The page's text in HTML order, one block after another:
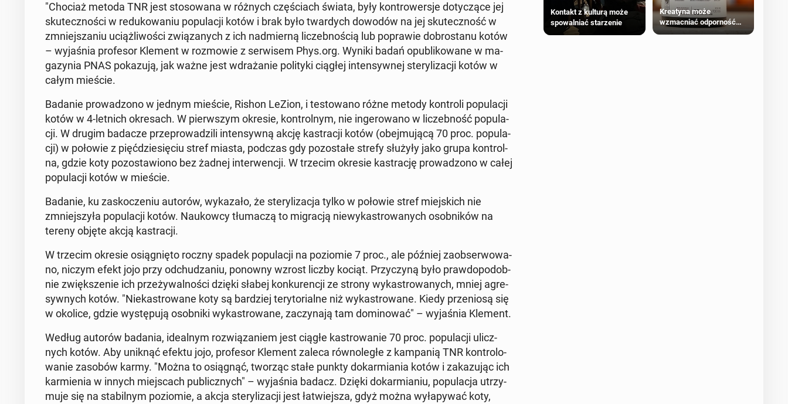
"Chociaż metoda TNR jest sto­so­wa­na w różnych czę­ściach świata, były kon­tro­wer­sje do­ty­czą­ce jej
sku­tecz­no­ści w re­du­ko­wa­niu po­pu­la­cji kotów i brak było twar­dych dowodów na jej sku­tecz­ność w
zmniej­sza­niu uciąż­li­wo­ści zwią­za­nych z ich nad­mier­ną li­czeb­no­ścią lub po­pra­wie do­bro­sta­nu kotów
– wy­ja­śnia pro­fe­sor Klement w roz­mo­wie z ser­wi­sem Phys.org. Wyniki badań opu­bli­ko­wa­ne w ma­
ga­zy­nia PNAS po­ka­zu­ją, jak ważne jest wdra­ża­nie po­li­ty­ki ciągłej in­ten­syw­nej ste­ry­li­za­cji kotów w
całym mieście.
Badanie pro­wa­dzo­no w jednym mieście, Rishon LeZion, i te­sto­wa­no różne metody kon­tro­li po­pu­la­cji
kotów w 4-letnich okre­sach. W pierw­szym okresie, kon­tro­l­nym, nie in­ge­ro­wa­no w li­czeb­ność po­pu­la­
cji. W drugim badacze prze­pro­wa­dzi­li in­ten­syw­ną akcję ka­stra­cji kotów (obej­mu­ją­cą 70 proc. po­pu­la­
cji) w połowie z pięć­dzie­się­ciu stref miasta, podczas gdy po­zo­sta­łe strefy służyły jako grupa kon­tro­l­
na, gdzie koty po­zo­sta­wio­no bez żadnej in­ter­wen­cji. W trzecim okresie ka­stra­cję pro­wa­dzo­no w całej
po­pu­la­cji kotów w mieście.
Badanie, ku za­sko­cze­niu autorów, wy­ka­za­ło, że ste­ry­li­za­cja tylko w połowie stref miej­skich nie
zmniej­szy­ła po­pu­la­cji kotów. Na­ukow­cy tłu­ma­czą to mi­gra­cją nie­wy­ka­stro­wa­nych osob­ni­ków na
tereny objęte akcją ka­stra­cji.
W trzecim okresie osią­gnię­to roczny spadek po­pu­la­cji na po­zio­mie 7 proc., ale później za­ob­ser­wo­wa­
no, niczym efekt jojo przy od­chu­dza­niu, ponowny wzrost liczby kociąt. Przy­czy­ną było praw­do­po­dob­
nie zwięk­sze­nie ich prze­ży­wal­no­ści dzięki słabej kon­ku­ren­cji ze strony wy­ka­stro­wa­nych, mniej agre­
syw­nych kotów. "Nie­ka­stro­wa­ne koty są bar­dziej te­ry­to­rial­ne niż wy­ka­stro­wa­ne. Kiedy prze­nio­są się
w okolice, gdzie wy­stę­pu­ją osob­ni­ki wy­ka­stro­wa­ne, za­czy­na­ją tam do­mi­no­wać" – wy­ja­śnia Klement.
Według autorów badania, ide­al­nym roz­wią­za­niem jest ciągłe ka­stro­wa­nie 70 proc. po­pu­la­cji ulicz­
nych kotów. Aby uniknąć efektu jojo, pro­fe­sor Klement zaleca rów­no­le­głe z kam­pa­nią TNR kon­tro­lo­
wa­nie zasobów karmy. "Można to osią­gnąć, tworząc stałe punkty do­kar­mia­nia kotów i za­ka­zu­jąc ich
kar­mie­nia w innych miej­scach pu­blicz­nych" – wy­ja­śnia badacz. Dzięki do­kar­mia­niu, po­pu­la­cja utrzy­
mu­je się na sta­bil­nym po­zio­mie, a akcja ste­ry­li­za­cji jest ła­twiej­sza, gdyż można wy­ła­py­wać koty,
Kontakt z kulturą może
spowalniać starzenie
Kreatyna może
wzmacniać odporność
przeciw nowotworom